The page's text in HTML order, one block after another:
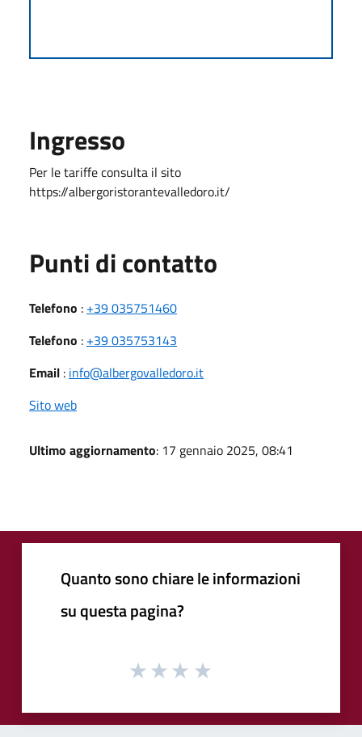
Ingresso
Per le tariffe consulta il sito
https://albergoristorantevalledoro.it/
Punti di contatto
Telefono : +39 035751460
Telefono : +39 035753143
Email : info@albergovalledoro.it
Sito web
Ultimo aggiornamento: 17 gennaio 2025, 08:41
Quanto sono chiare le informazioni
su questa pagina?